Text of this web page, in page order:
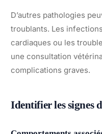
D’autres pathologies
troublants. Les
cardiaques ou les
une consultation
complications graves.
Identifier les signes